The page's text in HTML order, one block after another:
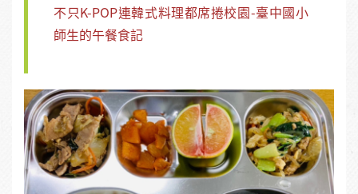
不只K-POP連韓式料理都席捲校園-臺中國小
師生的午餐食記